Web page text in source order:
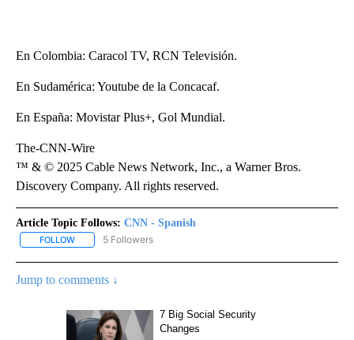
En Colombia: Caracol TV, RCN Televisión.
En Sudamérica: Youtube de la Concacaf.
En España: Movistar Plus+, Gol Mundial.
The-CNN-Wire
™ & © 2025 Cable News Network, Inc., a Warner Bros.
Discovery Company. All rights reserved.
Article Topic Follows: CNN - Spanish
FOLLOW FOLLOW "CNN - SPANISH" TO RECEIVE NOTIFICATIONS ABOUT
5 Followers
Jump to comments ↓